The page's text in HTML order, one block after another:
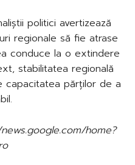
politici avertizează
regionale să fie atrase
conduce la o extindere
stabilitatea regională
capacitatea părților de a
home?